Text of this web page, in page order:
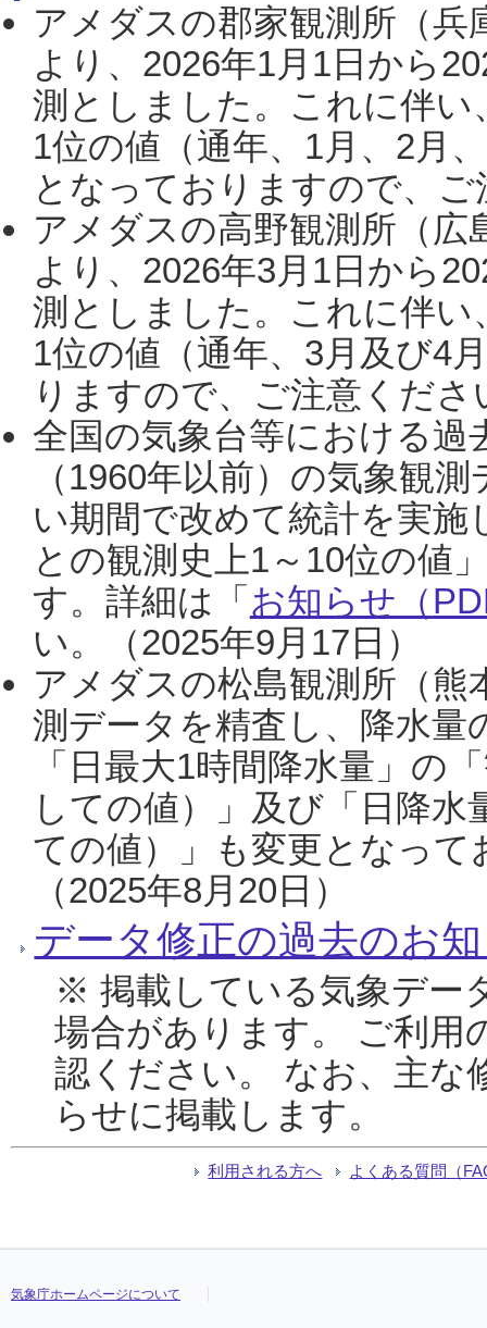
アメダスの郡家観測所（
より、2026年1月1日から
測としました。これに伴い
1位の値（通年、1月、2月
となっておりますので、
アメダスの高野観測所（
より、2026年3月1日から
測としました。これに伴い
1位の値（通年、3月及び4
りますので、ご注意くだ
全国の気象台等における過
（1960年以前）の気象観
い期間で改めて統計を実
との観測史上1～10位の値
す。詳細は「 お知らせ（
い。（2025年9月17日）
アメダスの松島観測所（熊
測データを精査し、降水
「日最大1時間降水量」の
しての値）」及び「日降
ての値）」も変更となっ
（2025年8月20日）
データ修正の過去のお
※ 掲載している気象デー
場合があります。 ご利用
認ください。 なお、主な
らせに掲載します。
利用される方へ よくある質問（
気象庁ホームページについて